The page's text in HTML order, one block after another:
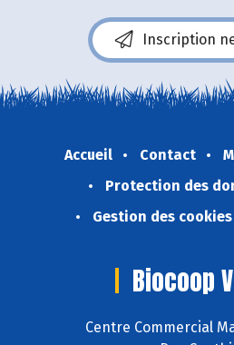
Inscription
Accueil Contact
Protection des
Gestion des cookies
Biocoop
Centre Commercial